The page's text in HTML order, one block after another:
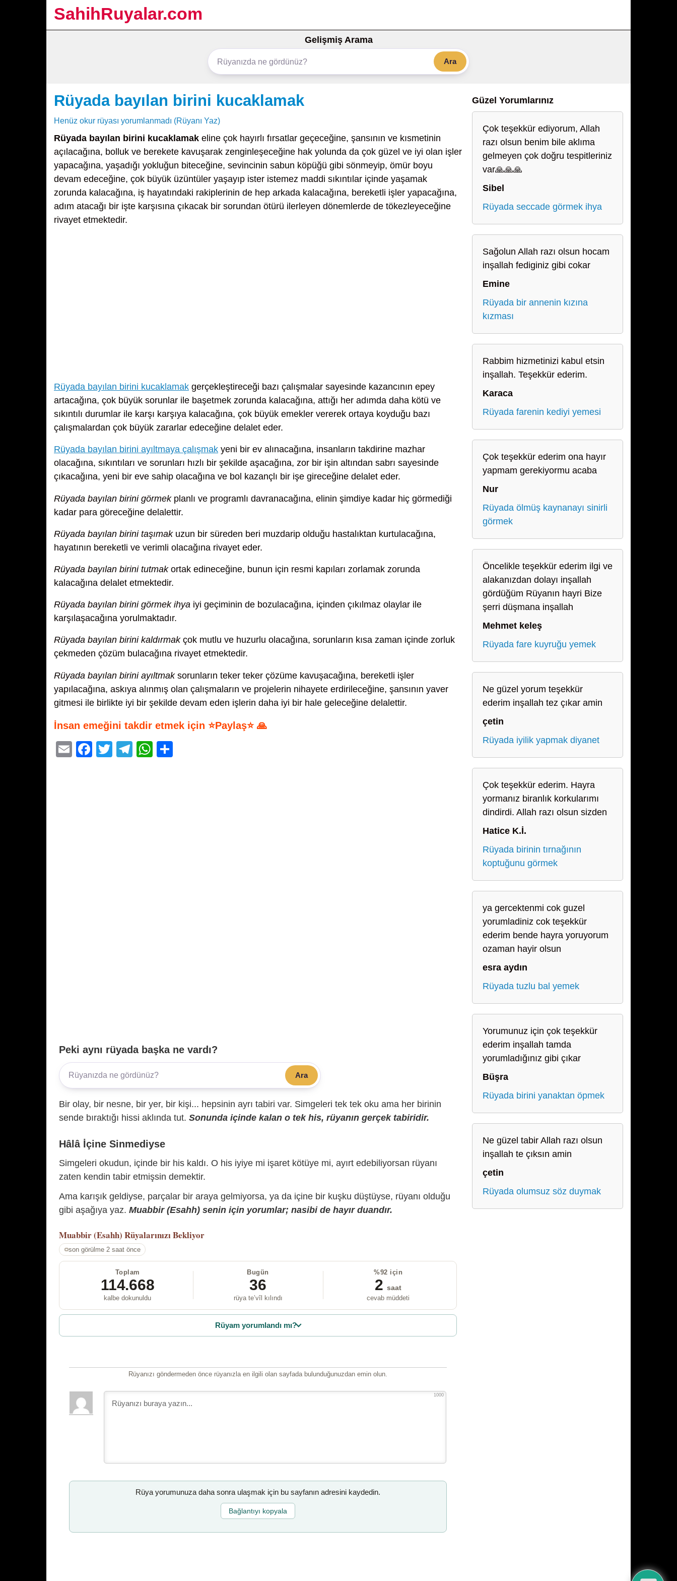
SahihRuyalar.com
Gelişmiş Arama
Ara
Rüyada bayılan birini kucaklamak
Henüz okur rüyası yorumlanmadı (Rüyanı Yaz)
Rüyada bayılan birini kucaklamak eline çok hayırlı fırsatlar geçeceğine, şansının ve kısmetinin
açılacağına, bolluk ve berekete kavuşarak zenginleşeceğine hak yolunda da çok güzel ve iyi olan işler
yapacağına, yaşadığı yokluğun biteceğine, sevincinin sabun köpüğü gibi sönmeyip, ömür boyu
devam edeceğine, çok büyük üzüntüler yaşayıp ister istemez maddi sıkıntılar içinde yaşamak
zorunda kalacağına, iş hayatındaki rakiplerinin de hep arkada kalacağına, bereketli işler yapacağına,
adım atacağı bir işte karşısına çıkacak bir sorundan ötürü ilerleyen dönemlerde de tökezleyeceğine
rivayet etmektedir.
Rüyada bayılan birini kucaklamak gerçekleştireceği bazı çalışmalar sayesinde kazancının epey
artacağına, çok büyük sorunlar ile başetmek zorunda kalacağına, attığı her adımda daha kötü ve
sıkıntılı durumlar ile karşı karşıya kalacağına, çok büyük emekler vererek ortaya koyduğu bazı
çalışmalardan çok büyük zararlar edeceğine delalet eder.
Rüyada bayılan birini ayıltmaya çalışmak yeni bir ev alınacağına, insanların takdirine mazhar
olacağına, sıkıntıları ve sorunları hızlı bir şekilde aşacağına, zor bir işin altından sabrı sayesinde
çıkacağına, yeni bir eve sahip olacağına ve bol kazançlı bir işe gireceğine delalet eder.
Rüyada bayılan birini görmekplanlı ve programlı davranacağına, elinin şimdiye kadar hiç görmediği
kadar para göreceğine delalettir.
Rüyada bayılan birini taşımakuzun bir süreden beri muzdarip olduğu hastalıktan kurtulacağına,
hayatının bereketli ve verimli olacağına rivayet eder.
Rüyada bayılan birini tutmakortak edineceğine, bunun için resmi kapıları zorlamak zorunda
kalacağına delalet etmektedir.
Rüyada bayılan birini görmek ihya iyi geçiminin de bozulacağına, içinden çıkılmaz olaylar ile
karşılaşacağına yorulmaktadır.
Rüyada bayılan birini kaldırmakçok mutlu ve huzurlu olacağına, sorunların kısa zaman içinde zorluk
çekmeden çözüm bulacağına rivayet etmektedir.
Rüyada bayılan birini ayıltmaksorunların teker teker çözüme kavuşacağına, bereketli işler
yapılacağına, askıya alınmış olan çalışmaların ve projelerin nihayete erdirileceğine, şansının yaver
gitmesi ile birlikte iyi bir şekilde devam eden işlerin daha iyi bir hale geleceğine delalettir.
İnsan emeğini takdir etmek için ⭐Paylaş⭐ 🙏
E
F
T
T
W
Peki aynı rüyada başka ne vardı?
Ara
Bir olay, bir nesne, bir yer, bir kişi... hepsinin ayrı tabiri var. Simgeleri tek tek oku ama her birinin
sende bıraktığı hissi aklında tut. Sonunda içinde kalan o tek his, rüyanın gerçek tabiridir.
Hâlâ İçine Sinmediyse
Simgeleri okudun, içinde bir his kaldı. O his iyiye mi işaret kötüye mi, ayırt edebiliyorsan rüyanı
zaten kendin tabir etmişsin demektir.
Ama karışık geldiyse, parçalar bir araya gelmiyorsa, ya da içine bir kuşku düştüyse, rüyanı olduğu
gibi aşağıya yaz. Muabbir (Esahh) senin için yorumlar; nasibi de hayır duandır.
Muabbir (Esahh) Rüyalarınızı Bekliyor
son görülme 2 saat önce
Toplam
114.668
kalbe dokunuldu
Bugün
36
rüya te’vîl kılındı
%92 için
2 saat
cevab müddeti
Rüyam yorumlandı mı?
Rüyanızı göndermeden önce rüyanızla en ilgili olan sayfada bulunduğunuzdan emin olun.
1000
Rüya yorumunuza daha sonra ulaşmak için bu sayfanın adresini kaydedin.
Bağlantıyı kopyala
Güzel Yorumlarınız
Çok teşekkür ediyorum, Allah
razı olsun benim bile aklıma
gelmeyen çok doğru tespitleriniz
var🙏🙏🙏
Sibel
Rüyada seccade görmek ihya
Sağolun Allah razı olsun hocam
inşallah fediginiz gibi cokar
Emine
Rüyada bir annenin kızına
kızması
Rabbim hizmetinizi kabul etsin
inşallah. Teşekkür ederim.
Karaca
Rüyada farenin kediyi yemesi
Çok teşekkür ederim ona hayır
yapmam gerekiyormu acaba
Nur
Rüyada ölmüş kaynanayı sinirli
görmek
Öncelikle teşekkür ederim ilgi ve
alakanızdan dolayı inşallah
gördüğüm Rüyanın hayri Bize
şerri düşmana inşallah
Mehmet keleş
Rüyada fare kuyruğu yemek
Ne güzel yorum teşekkür
ederim inşallah tez çıkar amin
çetin
Rüyada iyilik yapmak diyanet
Çok teşekkür ederim. Hayra
yormanız biranlık korkularımı
dindirdi. Allah razı olsun sizden
Hatice K.İ.
Rüyada birinin tırnağının
koptuğunu görmek
ya gercektenmi cok guzel
yorumladiniz cok teşekkür
ederim bende hayra yoruyorum
ozaman hayir olsun
esra aydın
Rüyada tuzlu bal yemek
Yorumunuz için çok teşekkür
ederim inşallah tamda
yorumladığınız gibi çıkar
Büşra
Rüyada birini yanaktan öpmek
Ne güzel tabir Allah razı olsun
inşallah te çıksın amin
çetin
Rüyada olumsuz söz duymak